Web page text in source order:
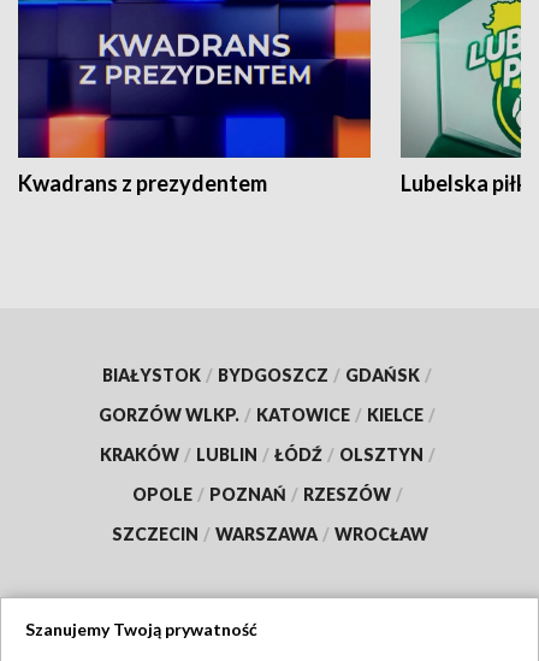
Kwadrans z prezydentem Lubelska piłka
BIAŁYSTOK / BYDGOSZCZ / GDAŃSK /
GORZÓW WLKP. / KATOWICE / KIELCE /
KRAKÓW / LUBLIN / ŁÓDŹ / OLSZTYN /
OPOLE / POZNAŃ / RZESZÓW /
SZCZECIN / WARSZAWA / WROCŁAW
Szanujemy Twoją prywatność